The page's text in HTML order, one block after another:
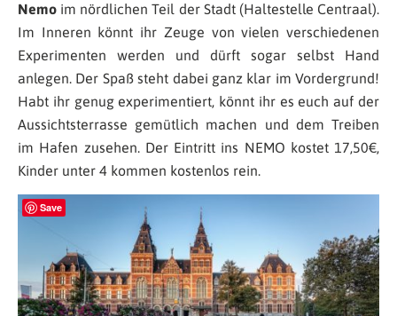
Nemo im nördlichen Teil der Stadt (Haltestelle Centraal).
Im Inneren könnt ihr Zeuge von vielen verschiedenen
Experimenten werden und dürft sogar selbst Hand
anlegen. Der Spaß steht dabei ganz klar im Vordergrund!
Habt ihr genug experimentiert, könnt ihr es euch auf der
Aussichtsterrasse gemütlich machen und dem Treiben
im Hafen zusehen. Der Eintritt ins NEMO kostet 17,50€,
Kinder unter 4 kommen kostenlos rein.
Save